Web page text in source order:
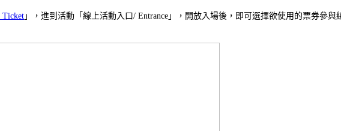
」，進到活動「線上活動入口/ Entrance」，開放入場後，即可選擇欲使用的票券參